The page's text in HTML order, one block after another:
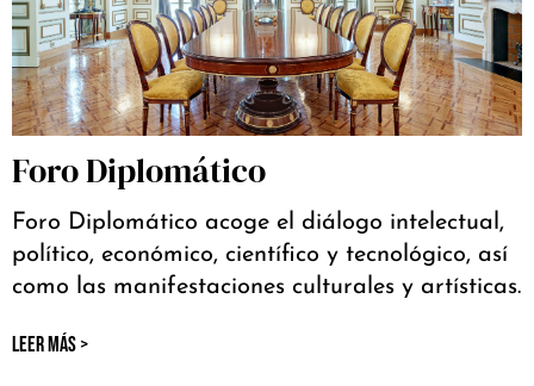
Foro Diplomático
Foro Diplomático acoge el diálogo intelectual,
político, económico, científico y tecnológico, así
como las manifestaciones culturales y artísticas.
LEER MÁS >